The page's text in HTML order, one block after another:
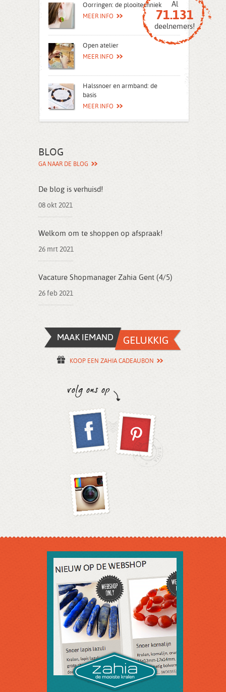
Al
71.131
deelnemers!
Oorringen: de plooitechniek
MEER INFO
Open atelier
MEER INFO
Halssnoer en armband: de
basis
MEER INFO
BLOG
GA NAAR DE BLOG
De blog is verhuisd!
08 okt 2021
Welkom om te shoppen op afspraak!
26 mrt 2021
Vacature Shopmanager Zahia Gent (4/5)
26 feb 2021
KOOP EEN ZAHIA CADEAUBON